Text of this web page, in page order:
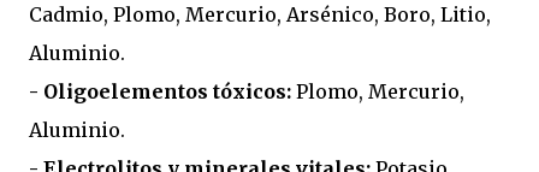
Cadmio, Plomo, Mercurio, Arsénico, Boro, Litio,
Aluminio.
- Oligoelementos tóxicos: Plomo, Mercurio,
Aluminio.